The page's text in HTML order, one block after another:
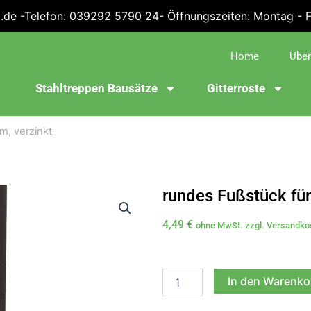
-Telefon: 039292 5790 24- Öffnungszeiten: Montag -
Home
Stahltreppen Bausätze Gitterroste
verzinkt
rundes Fußstück
4,49 € ohne MwSt. zzgl.
In den